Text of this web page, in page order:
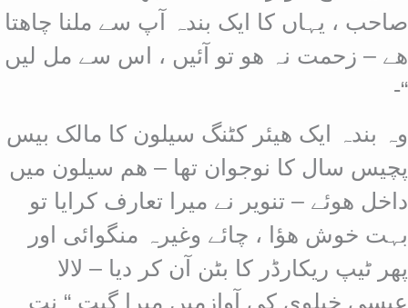
صاحب ، یہاں کا ایک بندہ آپ سے ملنا چاھتا
ھے – زحمت نہ ھو تو آئیں ، اس سے مل لیں
“-
وہ بندہ ایک ھیئر کٹنگ سیلون کا مالک بیس
پچیس سال کا نوجوان تھا – ھم سیلون میں
داخل ھوئے – تنویر نے میرا تعارف کرایا تو
بہت خوش ھؤا ، چائے وغیرہ منگوائی اور
پھر ٹیپ ریکارڈر کا بٹن آن کر دیا – لالا
عیسی خیلوی کی آوازمیں میرا گیت “ نت